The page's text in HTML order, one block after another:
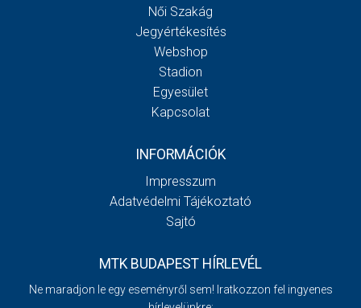
Női Szakág
Jegyértékesítés
Webshop
Stadion
Egyesület
Kapcsolat
INFORMÁCIÓK
Impresszum
Adatvédelmi Tájékoztató
Sajtó
MTK BUDAPEST HÍRLEVÉL
Ne maradjon le egy eseményről sem! Iratkozzon fel ingyenes